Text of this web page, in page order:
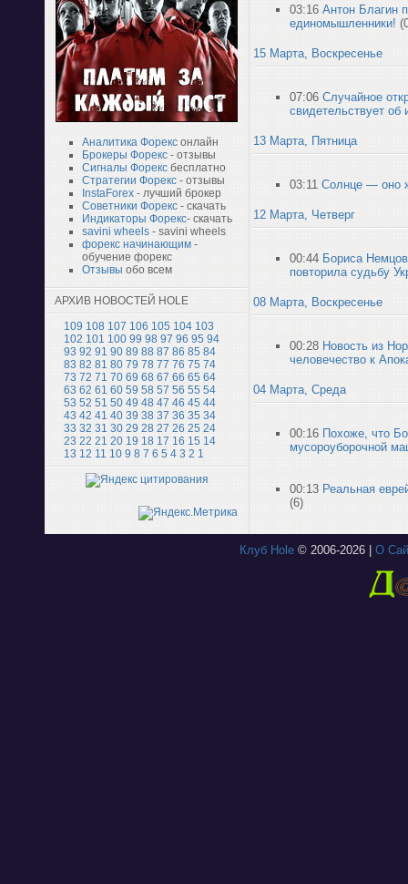
Аналитика Форекс онлайн
Брокеры Форекс - отзывы
Сигналы Форекс бесплатно
Стратегии Форекс - отзывы
InstaForex - лучший брокер
Советники Форекс - скачать
Индикаторы Форекс- скачать
savini wheels - savini wheels
форекс начинающим -
обучение форекс
Отзывы обо всем
АРХИВ НОВОСТЕЙ HOLE
109 108 107 106 105 104 103
102 101 100 99 98 97 96 95 94
93 92 91 90 89 88 87 86 85 84
83 82 81 80 79 78 77 76 75 74
73 72 71 70 69 68 67 66 65 64
63 62 61 60 59 58 57 56 55 54
53 52 51 50 49 48 47 46 45 44
43 42 41 40 39 38 37 36 35 34
33 32 31 30 29 28 27 26 25 24
23 22 21 20 19 18 17 16 15 14
13 12 11 10 9 8 7 6 5 4 3 2 1
03:16 Антон Благин
единомышленники!
15 Марта, Воскресенье
07:06 Случайное
свидетельствует об
13 Марта, Пятница
03:11 Солнце — оно
12 Марта, Четверг
00:44 Бориса
повторила судьбу
08 Марта, Воскресенье
00:28 Новость из
человечество к
04 Марта, Среда
00:16 Похоже, что
мусороуборочной
00:13 Реальная
(6)
Клуб Hole© 2006-2026 | О